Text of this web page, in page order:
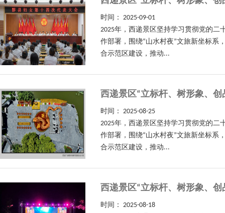
时间： 2025-09-01
2025年，西递景区坚持学习贯彻党的
作部署，围绕“山水村夜”文旅新坐标系
合示范区建设，推动...
西递景区“立标杆、树形象、
时间： 2025-08-25
2025年，西递景区坚持学习贯彻党的
作部署，围绕“山水村夜”文旅新坐标系
合示范区建设，推动...
西递景区“立标杆、树形象、
时间： 2025-08-18